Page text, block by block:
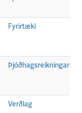
Fyrirtæki
Þjóðhagsreikningar
Verðlag